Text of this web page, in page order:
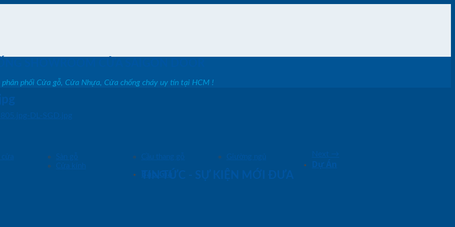
Sàn gỗ Cầu thang gỗ
Giường ngủ
Cửa kính
Dự Án
Báo Giá
phân phối Cửa gỗ, Cửa Nhựa, Cửa chống cháy uy tín tại HCM !
DL-SGD.jpg
Next
→
TIN TỨC - SỰ KIỆN MỚI ĐƯA